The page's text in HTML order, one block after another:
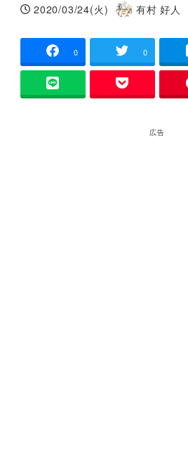
投稿日
2020/03/24(火)
著
有村 好人
0 0
広告